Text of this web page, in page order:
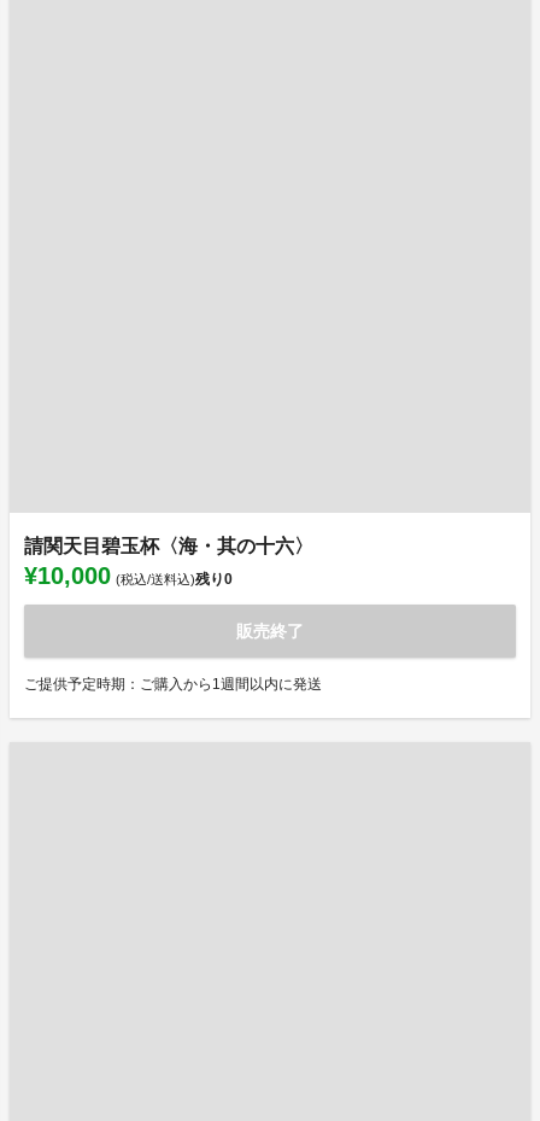
請関天目碧玉杯〈海・其の十六〉
¥10,000 (税込/送料込)残り0
販売終了
ご提供予定時期：ご購入から1週間以内に発送